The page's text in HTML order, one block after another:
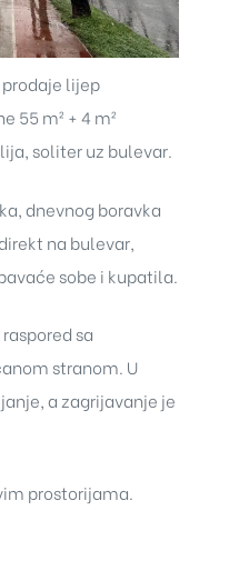
prodaje lijep
55 m² + 4 m²
soliter uz bulevar.
dnevnog boravka
na bulevar,
sobe i kupatila.
sa
stranom. U
a zagrijavanje je
prostorijama.